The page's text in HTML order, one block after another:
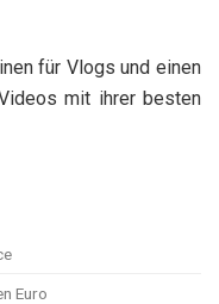
für Vlogs und einen
mit ihrer besten
Euro